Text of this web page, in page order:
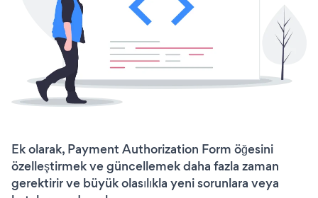
Ek olarak, Payment Authorization Form öğesini
özelleştirmek ve güncellemek daha fazla zaman
gerektirir ve büyük olasılıkla yeni sorunlara veya